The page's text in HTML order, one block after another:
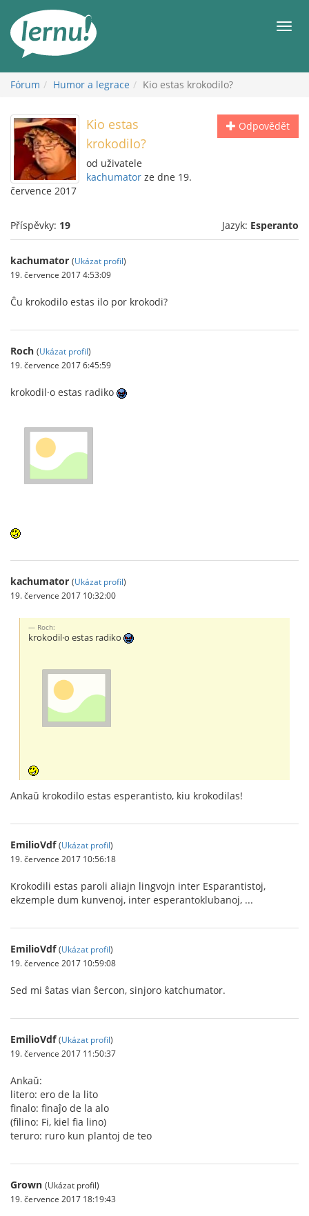
obsahu
Fórum Humor a legrace Kio estas krokodilo?
Odpovědět
Kio estas
krokodilo?
od uživatele
kachumator ze dne 19.
července 2017
Příspěvky: 19 Jazyk: Esperanto
kachumator (Ukázat profil)
19. července 2017 4:53:09
Ĉu krokodilo estas ilo por krokodi?
Roch (Ukázat profil)
19. července 2017 6:45:59
krokodil·o estas radiko
kachumator (Ukázat profil)
19. července 2017 10:32:00
Roch:
krokodil·o estas radiko
Ankaŭ krokodilo estas esperantisto, kiu krokodilas!
EmilioVdf (Ukázat profil)
19. července 2017 10:56:18
Krokodili estas paroli aliajn lingvojn inter Esparantistoj,
ekzemple dum kunvenoj, inter esperantoklubanoj, ...
EmilioVdf (Ukázat profil)
19. července 2017 10:59:08
Sed mi ŝatas vian ŝercon, sinjoro katchumator.
EmilioVdf (Ukázat profil)
19. července 2017 11:50:37
Ankaŭ:
litero: ero de la lito
finalo: finaĵo de la alo
(filino: Fi, kiel fia lino)
teruro: ruro kun plantoj de teo
Grown (Ukázat profil)
19. července 2017 18:19:43